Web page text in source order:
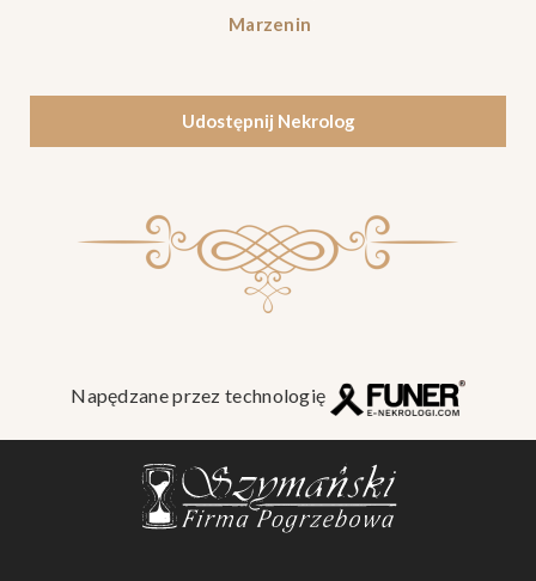
Marzenin
Udostępnij Nekrolog
Napędzane przez technologię